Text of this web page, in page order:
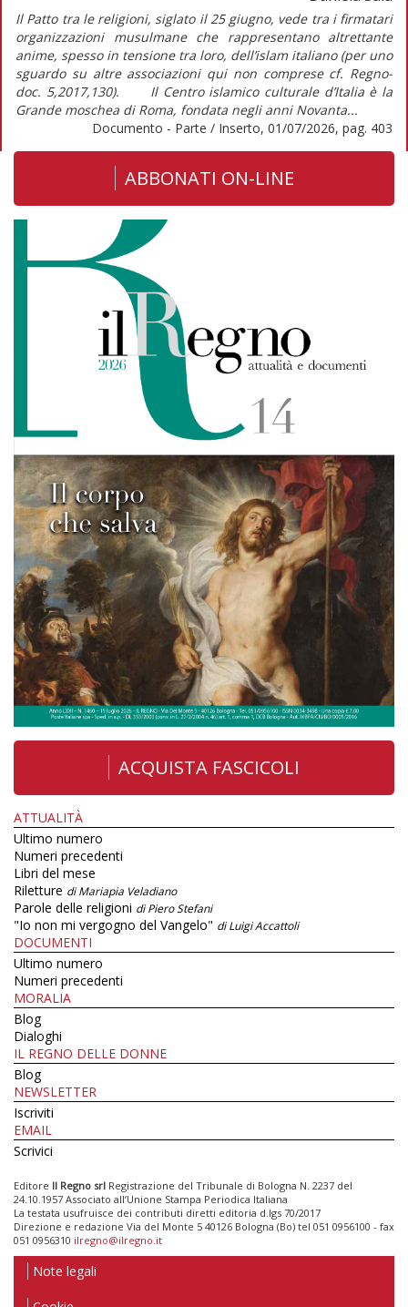
Il Patto tra le religioni, siglato il 25 giugno, vede tra i firmatari
organizzazioni musulmane che rappresentano altrettante
anime, spesso in tensione tra loro, dell’islam italiano (per uno
sguardo su altre associazioni qui non comprese cf. Regno-
doc. 5,2017,130). Il Centro islamico culturale d’Italia è la
Grande moschea di Roma, fondata negli anni Novanta...
Documento - Parte / Inserto, 01/07/2026, pag. 403
ABBONATI ON-LINE
ACQUISTA FASCICOLI
ATTUALITÀ
Ultimo numero
Numeri precedenti
Libri del mese
Riletture di Mariapia Veladiano
Parole delle religioni di Piero Stefani
"Io non mi vergogno del Vangelo" di Luigi Accattoli
DOCUMENTI
Ultimo numero
Numeri precedenti
MORALIA
Blog
Dialoghi
IL REGNO DELLE DONNE
Blog
NEWSLETTER
Iscriviti
EMAIL
Scrivici
Editore Il Regno srl Registrazione del Tribunale di Bologna N. 2237 del
24.10.1957 Associato all’Unione Stampa Periodica Italiana
La testata usufruisce dei contributi diretti editoria d.lgs 70/2017
Direzione e redazione Via del Monte 5 40126 Bologna (Bo) tel 051 0956100 - fax
051 0956310 ilregno@ilregno.it
Note legali